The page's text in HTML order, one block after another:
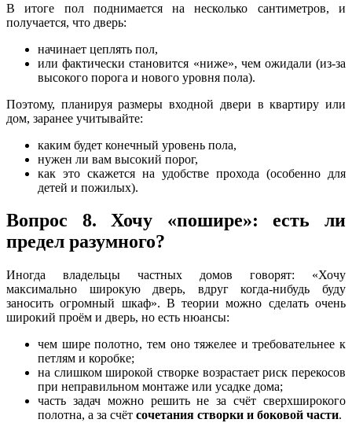
В итоге пол поднимается на несколько сантиметров, и
получается, что дверь:
начинает цеплять пол,
или фактически становится «ниже», чем ожидали (из-за
высокого порога и нового уровня пола).
Поэтому, планируя размеры входной двери в квартиру или
дом, заранее учитывайте:
каким будет конечный уровень пола,
нужен ли вам высокий порог,
как это скажется на удобстве прохода (особенно для
детей и пожилых).
Вопрос 8. Хочу «пошире»: есть ли
предел разумного?
Иногда владельцы частных домов говорят: «Хочу
максимально широкую дверь, вдруг когда‑нибудь буду
заносить огромный шкаф». В теории можно сделать очень
широкий проём и дверь, но есть нюансы:
чем шире полотно, тем оно тяжелее и требовательнее к
петлям и коробке;
на слишком широкой створке возрастает риск перекосов
при неправильном монтаже или усадке дома;
часть задач можно решить не за счёт сверхширокого
полотна, а за счёт сочетания створки и боковой части.